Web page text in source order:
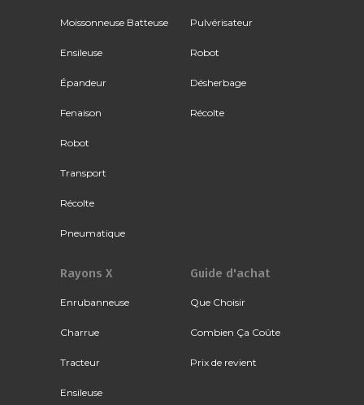
Moissonneuse Batteuse
Ensileuse
Épandeur
Fenaison
Robot
Transport
Récolte
Pneumatique
Pulvérisateur
Robot
Désherbage
Récolte
Rayons X
Enrubanneuse
Charrue
Tracteur
Ensileuse
Guide d'achat
Que Choisir
Combien Ça Coûte
Prix de revient